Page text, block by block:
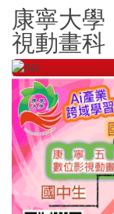
跳
到
主
要
內
容
康寧大學
視動畫科